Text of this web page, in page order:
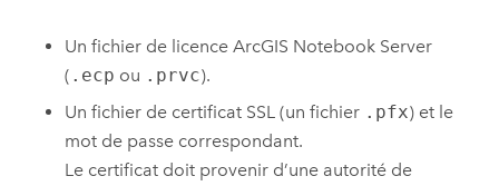
Un fichier de licenceArcGIS Notebook Server
( .ecp ou .prvc).
Un fichier de certificat SSL (un fichier .pfx) et le
mot de passe correspondant.
Le certificat doit provenir d’une autorité de